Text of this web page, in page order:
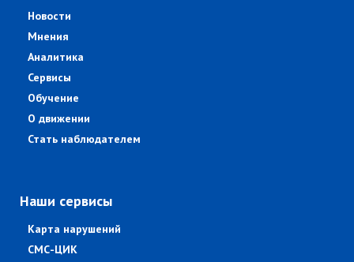
Новости
Мнения
Аналитика
Сервисы
Обучение
О движении
Стать наблюдателем
Наши сервисы
Карта нарушений
СМС-ЦИК